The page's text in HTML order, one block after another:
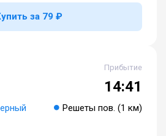
за 79 ₽
Прибытие
14:41
Решеты пов. (1 км)